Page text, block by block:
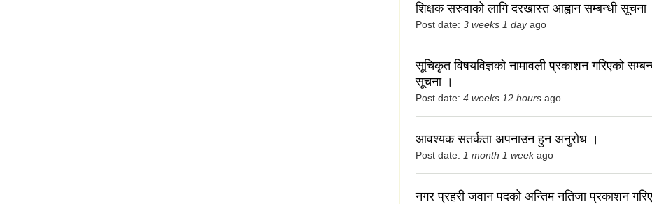
शिक्षक सरुवाको लागि दरखास्त आह्वान सम्बन्धी सूचना
Post date: 3 weeks 1 dayago
सूचिकृत विषयविज्ञको नामावली प्रकाशन गरिएको
सूचना ।
Post date: 4 weeks 12 hours ago
आवश्यक सतर्कता अपनाउन हुन अनुरोध ।
Post date: 1 month 1 weekago
नगर प्रहरी जवान पदको अन्तिम नतिजा प्रकाशन